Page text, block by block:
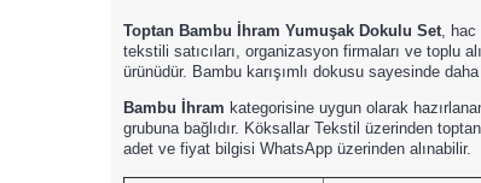
Toptan Bambu İhram Yumuşak Dokulu Set, hac
tekstili satıcıları, organizasyon firmaları ve toplu
ürünüdür. Bambu karışımlı dokusu sayesinde
Bambu İhram kategorisine uygun olarak
grubuna bağlıdır. Köksallar Tekstil üzerinden
adet ve fiyat bilgisi WhatsApp üzerinden alınabilir.